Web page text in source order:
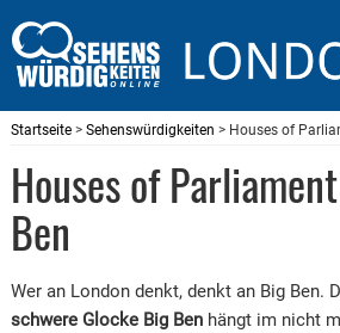
Startseite> Sehenswürdigkeiten > Houses of
Houses of
Ben
Wer an London denkt, denkt an Big Ben.
schwere Glocke Big Benhängt im nicht